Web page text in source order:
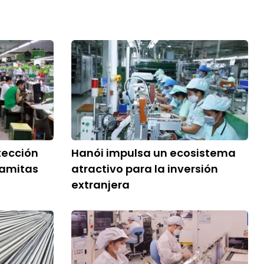
Hanói impulsa un ecosistema
atractivo para la inversión
extranjera